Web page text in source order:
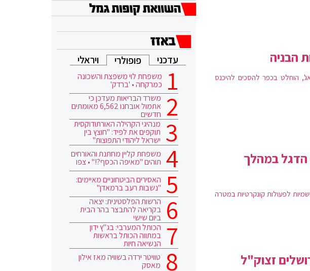
הבניה
הוחלט בכפר להסכים להיכנס
הדגל במהלך
לפעולות קונקרטיות במטרה
זצוק"ל
עדכני פופולרי ויראלי
משפחת לוי משפצת והשכונה
כמרקחה • 'ברדק'
משרד הבריאות מעדכן כי
אתמול אובחנו 6,562 מאומתים
חדשים
מנהיגי הקהילה האורתודוקסית
תוקפים את לפיד: "חוצץ בין
ישראל ליהודי התפוצות"
משפחת קליין מחתנת והאורחים
תוהים "מאיפה הכסף?!" • צפו
האסירים הביטחוניים מאיימים:
"נשבות רעב ברמאדן"
הרשות הפלסטינית: יצאה
בקריאה להתבצר בהר הבית
ביום שישי
הכותל המערבי: בג"ץ ידון
במתווה הכותל בראשות
הנשיאה חיות
טוויטר ירדה בשוויה מאז אילון
מאסק